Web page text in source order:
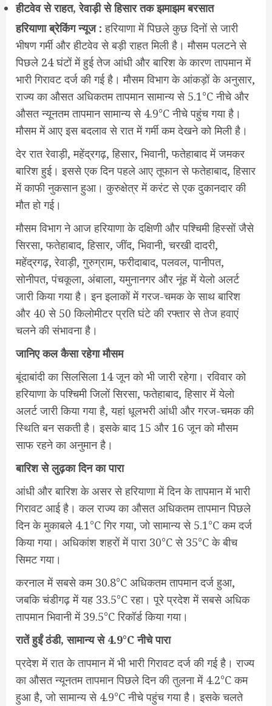
हीटवेव से राहत, रेवाड़ी से हिसार तक झमाझम बरसात
हरियाणा ब्रेकिंग न्यूज : हरियाणा में पिछले कुछ दिनों से जारी
भीषण गर्मी और हीटवेव से बड़ी राहत मिली है। मौसम पलटने से
पिछले 24 घंटों में हुई तेज आंधी और बारिश के कारण तापमान में
भारी गिरावट दर्ज की गई है। मौसम विभाग के आंकड़ों के अनुसार,
राज्य का औसत अधिकतम तापमान सामान्य से 5.1°C नीचे और
औसत न्यूनतम तापमान सामान्य से 4.9°C नीचे पहुंच गया है।
मौसम में आए इस बदलाव से रात में गर्मी कम देखने को मिली है।
देर रात रेवाड़ी, महेंद्रगढ़, हिसार, भिवानी, फतेहाबाद में जमकर
बारिश हुई। इससे एक दिन पहले आए तूफान से फतेहाबाद, हिसार
में काफी नुकसान हुआ। कुरुक्षेत्र में करंट से एक दुकानदार की
मौत हो गई।
मौसम विभाग ने आज हरियाणा के दक्षिणी और पश्चिमी हिस्सों जैसे
सिरसा, फतेहाबाद, हिसार, जींद, भिवानी, चरखी दादरी,
महेंद्रगढ़, रेवाड़ी, गुरुग्राम, फरीदाबाद, पलवल, पानीपत,
सोनीपत, पंचकूला, अंबाला, यमुनानगर और नूंह में येलो अलर्ट
जारी किया गया है। इन इलाकों में गरज-चमक के साथ बारिश
और 40 से 50 किलोमीटर प्रति घंटे की रफ्तार से तेज हवाएं
चलने की संभावना है।
जानिए कल कैसा रहेगा मौसम
बूंदाबांदी का सिलसिला 14 जून को भी जारी रहेगा। रविवार को
हरियाणा के पश्चिमी जिलों सिरसा, फतेहाबाद, हिसार में येलो
अलर्ट जारी किया गया है, यहां धूलभरी आंधी और गरज-चमक की
स्थिति बन सकती है। इसके बाद 15 और 16 जून को मौसम
साफ रहने का अनुमान है।
बारिश से लुढ़का दिन का पारा
आंधी और बारिश के असर से हरियाणा में दिन के तापमान में भारी
गिरावट आई है। कल राज्य का औसत अधिकतम तापमान पिछले
दिन के मुकाबले 4.1°C गिर गया, जो सामान्य से 5.1°C कम दर्ज
किया गया। अधिकांश शहरों में पारा 30°C से 35°C के बीच
सिमट गया।
करनाल में सबसे कम 30.8°C अधिकतम तापमान दर्ज हुआ,
जबकि चंडीगढ़ में यह 33.5°C रहा। पूरे प्रदेश में सबसे अधिक
तापमान भिवानी में 39.5°C रिकॉर्ड किया गया।
रातें हुईं ठंडी, सामान्य से 4.9°C नीचे पारा
प्रदेश में रात के तापमान में भी भारी गिरावट दर्ज की गई है। राज्य
का औसत न्यूनतम तापमान पिछले दिन की तुलना में 4.2°C कम
हुआ है, जो सामान्य से 4.9°C नीचे पहुंच गया है। इसके चलते